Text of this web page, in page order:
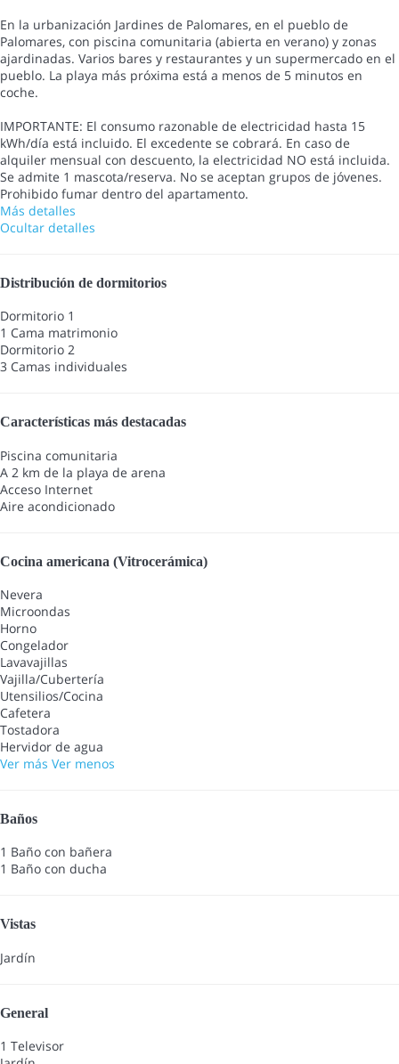
En la urbanización Jardines de Palomares, en el pueblo de
Palomares, con piscina comunitaria (abierta en verano) y zonas
ajardinadas. Varios bares y restaurantes y un supermercado en el
pueblo. La playa más próxima está a menos de 5 minutos en
coche.
IMPORTANTE: El consumo razonable de electricidad hasta 15
kWh/día está incluido. El excedente se cobrará. En caso de
alquiler mensual con descuento, la electricidad NO está incluida.
Se admite 1 mascota/reserva. No se aceptan grupos de jóvenes.
Prohibido fumar dentro del apartamento.
Más detalles
Ocultar detalles
Distribución de dormitorios
Dormitorio 1
1 Cama matrimonio
Dormitorio 2
3 Camas individuales
Características más destacadas
Piscina comunitaria
A 2 km de la playa de arena
Acceso Internet
Aire acondicionado
Cocina americana (Vitrocerámica)
Nevera
Microondas
Horno
Congelador
Lavavajillas
Vajilla/Cubertería
Utensilios/Cocina
Cafetera
Tostadora
Hervidor de agua
Ver más Ver menos
Baños
1 Baño con bañera
1 Baño con ducha
Vistas
Jardín
General
1 Televisor